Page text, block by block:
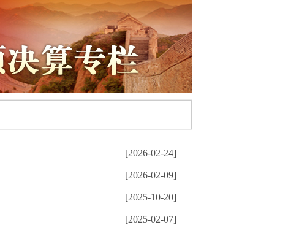
[2026-02-24]
[2026-02-09]
[2025-10-20]
[2025-02-07]